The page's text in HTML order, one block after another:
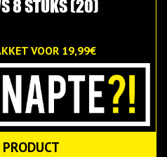
8 STUKS (20)
VOOR 19,99€